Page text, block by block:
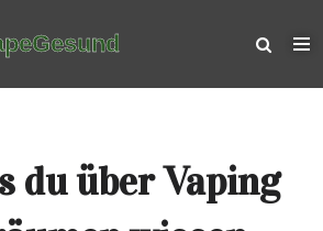
du über Vaping